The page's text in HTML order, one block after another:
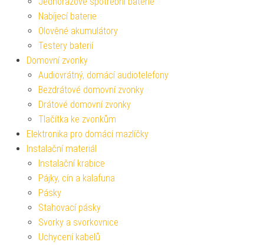
Nabíjecí baterie
Olověné akumulátory
Testery baterií
Domovní zvonky
Audiovrátný, domácí audiotelefony
Bezdrátové domovní zvonky
Drátové domovní zvonky
Tlačítka ke zvonkům
Elektronika pro domácí mazlíčky
Instalační materiál
Instalační krabice
Pájky, cín a kalafuna
Pásky
Stahovací pásky
Svorky a svorkovnice
Uchycení kabelů